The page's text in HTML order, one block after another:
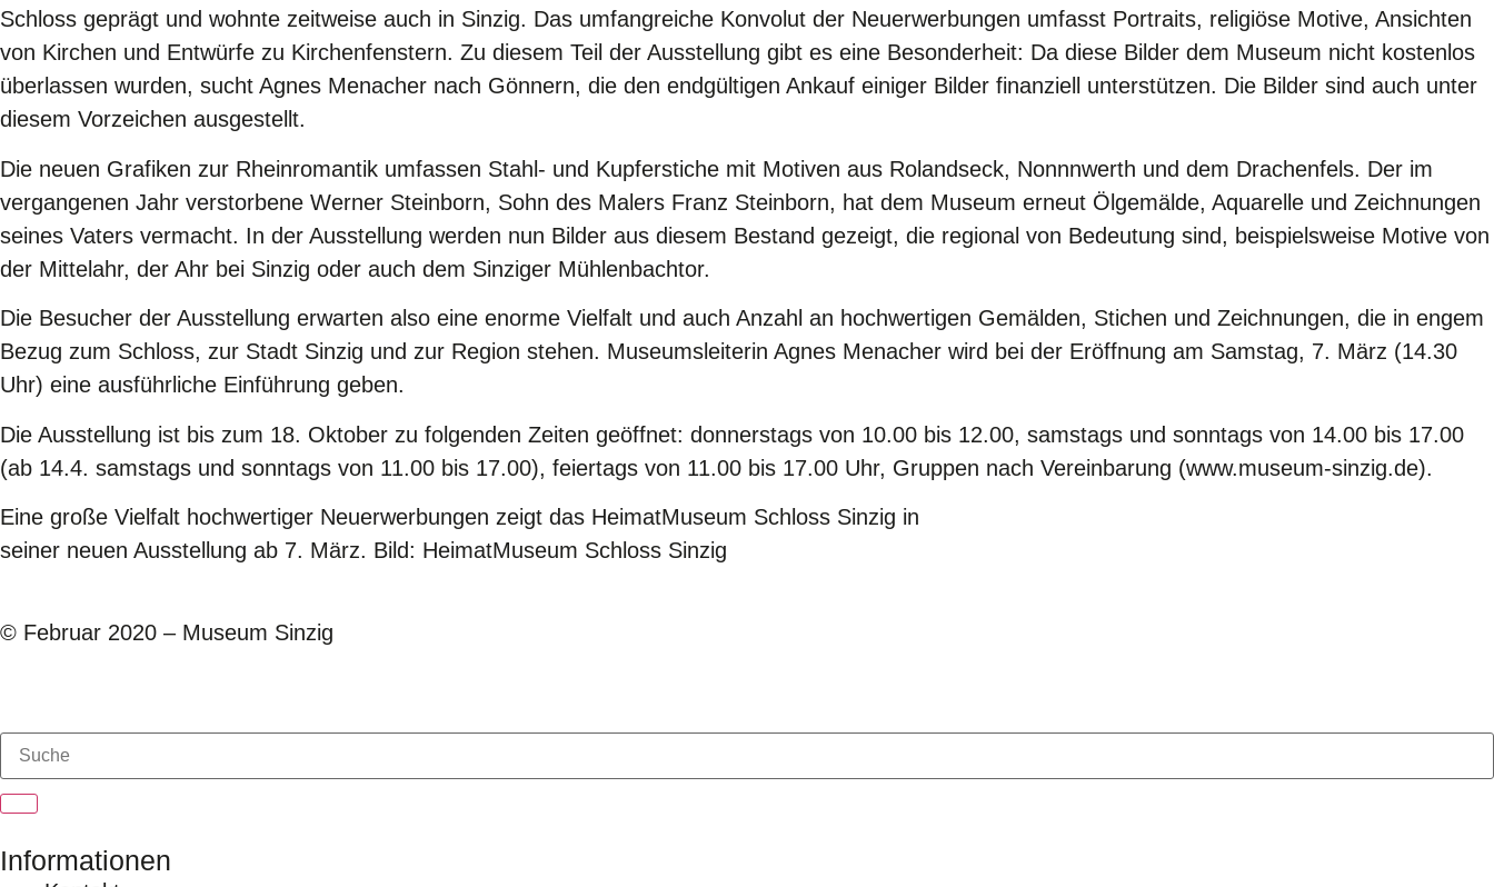
Schloss geprägt und wohnte zeitweise auch in Sinzig. Das umfangreiche Konvolut der Neuerwerbungen umfasst Portraits, religiöse Motive, Ansichten
von Kirchen und Entwürfe zu Kirchenfenstern. Zu diesem Teil der Ausstellung gibt es eine Besonderheit: Da diese Bilder dem Museum nicht kostenlos
überlassen wurden, sucht Agnes Menacher nach Gönnern, die den endgültigen Ankauf einiger Bilder finanziell unterstützen. Die Bilder sind auch unter
diesem Vorzeichen ausgestellt.
Die neuen Grafiken zur Rheinromantik umfassen Stahl- und Kupferstiche mit Motiven aus Rolandseck, Nonnnwerth und dem Drachenfels. Der im
vergangenen Jahr verstorbene Werner Steinborn, Sohn des Malers Franz Steinborn, hat dem Museum erneut Ölgemälde, Aquarelle und Zeichnungen
seines Vaters vermacht. In der Ausstellung werden nun Bilder aus diesem Bestand gezeigt, die regional von Bedeutung sind, beispielsweise Motive von
der Mittelahr, der Ahr bei Sinzig oder auch dem Sinziger Mühlenbachtor.
Die Besucher der Ausstellung erwarten also eine enorme Vielfalt und auch Anzahl an hochwertigen Gemälden, Stichen und Zeichnungen, die in engem
Bezug zum Schloss, zur Stadt Sinzig und zur Region stehen. Museumsleiterin Agnes Menacher wird bei der Eröffnung am Samstag, 7. März (14.30
Uhr) eine ausführliche Einführung geben.
Die Ausstellung ist bis zum 18. Oktober zu folgenden Zeiten geöffnet: donnerstags von 10.00 bis 12.00, samstags und sonntags von 14.00 bis 17.00
(ab 14.4. samstags und sonntags von 11.00 bis 17.00), feiertags von 11.00 bis 17.00 Uhr, Gruppen nach Vereinbarung (www.museum-sinzig.de).
Eine große Vielfalt hochwertiger Neuerwerbungen zeigt das HeimatMuseum Schloss Sinzig in
seiner neuen Ausstellung ab 7. März. Bild: HeimatMuseum Schloss Sinzig
© Februar 2020 – Museum Sinzig
Informationen